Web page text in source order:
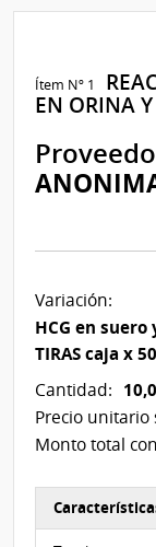
Ítem Nº 1
EN ORINA
Variación:
HCG en
TIRAS caja x
Cantidad:
Precio unitario
Monto total